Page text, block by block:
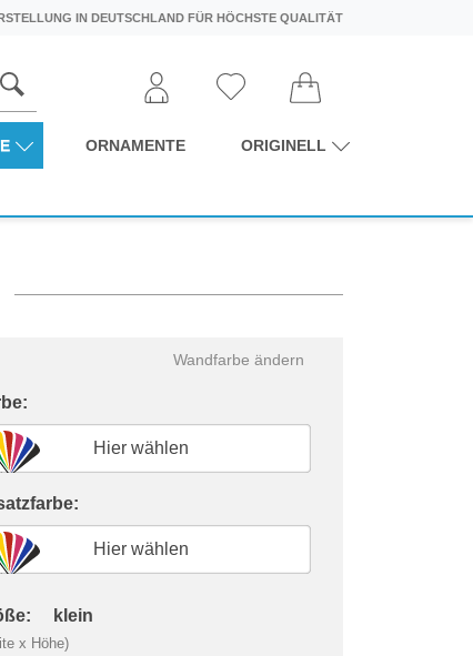
IN DEUTSCHLAND FÜR HÖCHSTE QUALITÄT
ORNAMENTE ORIGINELL
Wandfarbe ändern
Hier wählen
Hier wählen
klein
x Höhe)